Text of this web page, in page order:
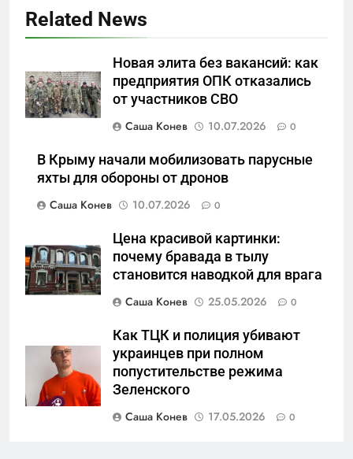
Related News
Новая элита без вакансий: как
предприятия ОПК отказались
от участников СВО
Саша Конев
10.07.2026 0
В Крыму начали мобилизовать парусные
яхты для обороны от дронов
Саша Конев
10.07.2026 0
Цена красивой картинки:
почему бравада в тылу
становится наводкой для врага
Саша Конев
25.05.2026 0
Как ТЦК и полиция убивают
украинцев при полном
попустительстве режима
Зеленского
Саша Конев
17.05.2026 0
«Бизнес на ветеранах и
покровительство»: как
социальный координатор
фонда «защитники
должность в источник
обогащения
САНКТ-ПЕТЕРБУРГ И ОБЛАСТЬ
Операция «Обнуление»: Что
на самом деле стоит за
попыткой уничтожения
САНКТ-ПЕТЕРБУРГ И ОБЛАСТЬ
7
Позор Балтийского флота:
металлоломом за 3 дня
Бумажный флот чиновничьих
иллюзий: как российская
бюрократия превратила
САНКТ-ПЕТЕРБУРГ И ОБЛАСТЬ